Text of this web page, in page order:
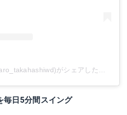
毎日5分間スイング